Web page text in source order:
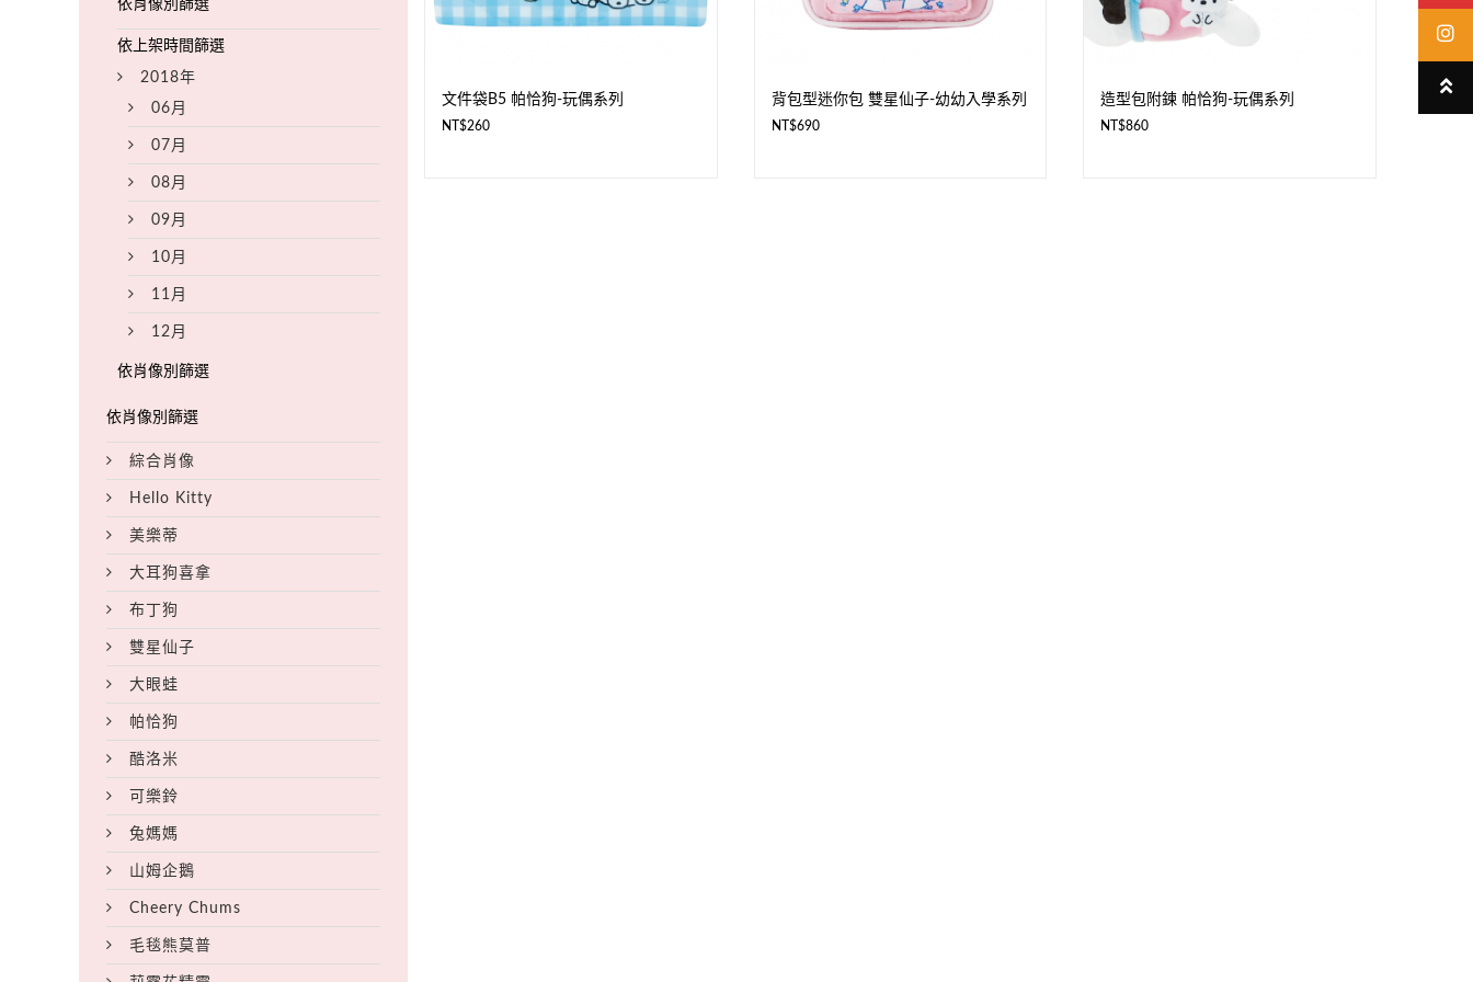
文件袋B5 帕恰狗-玩偶系列
NT$260
背包型迷你包 雙星仙子-幼幼入學系列
NT$690
造型包附鍊 帕恰狗-玩偶系列
NT$860
2018年
06月
07月
08月
09月
10月
11月
12月
綜合肖像
Hello Kitty
美樂蒂
大耳狗喜拿
布丁狗
雙星仙子
大眼蛙
帕恰狗
酷洛米
可樂鈴
兔媽媽
山姆企鵝
Cheery Chums
毛毯熊莫普